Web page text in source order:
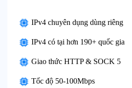
IPv4 chuyên dụng dùng riêng
IPv4 có tại hơn 190+ quốc gia
Giao thức HTTP & SOCK 5
Tốc độ 50-100Mbps